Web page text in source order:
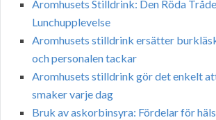
Aromhusets Stilldrink: Den Röda
Lunchupplevelse
Aromhusets stilldrink ersätter
och personalen tackar
Aromhusets stilldrink gör det enkelt
smaker varje dag
Bruk av askorbinsyra: Fördelar för